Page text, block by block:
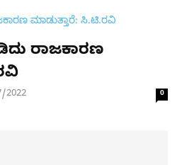
ರಾಜಕಾರಣ
2022 0